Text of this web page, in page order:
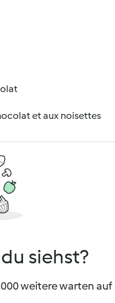
et aux noisettes
siehst?
weitere warten auf